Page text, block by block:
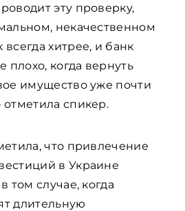
эту проверку,
некачественном
хитрее, и банк
плохо, когда вернуть
имущество уже почти
спикер.
что привлечение
в Украине
том случае, когда
длительную